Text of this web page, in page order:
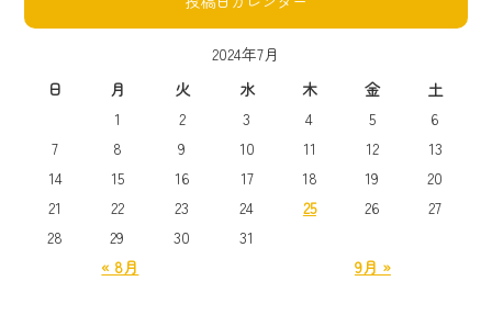
2024年7月
日
月 火 水 木 金 土
« 8月 9月 »
1 2 3 4 5
6
7
8 9 10 11 12
13
14
15 16 17 18 19
20
21
22 23 24 25 26
27
28
29 30 31